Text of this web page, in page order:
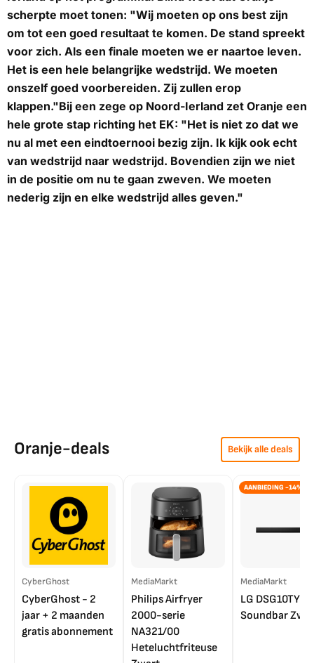
scherpte moet tonen: "Wij moeten op ons best zijn
om tot een goed resultaat te komen. De stand spreekt
voor zich. Als een finale moeten we er naartoe leven.
Het is een hele belangrijke wedstrijd. We moeten
onszelf goed voorbereiden. Zij zullen erop
klappen."Bij een zege op Noord-Ierland zet Oranje een
hele grote stap richting het EK: "Het is niet zo dat we
nu al met een eindtoernooi bezig zijn. Ik kijk ook echt
van wedstrijd naar wedstrijd. Bovendien zijn we niet
in de positie om nu te gaan zweven. We moeten
nederig zijn en elke wedstrijd alles geven."
Oranje-deals Bekijk alle deals
CyberGhost
CyberGhost - 2
jaar + 2 maanden
gratis abonnement
MediaMarkt
Philips Airfryer
2000-serie
NA321/00
Heteluchtfriteuse
AANBIEDING -14%
MediaMarkt
LG DSG10TY
Soundbar